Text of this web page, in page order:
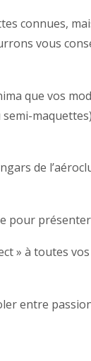
connues,
vous
que vos
de
pour
» à toutes
entre